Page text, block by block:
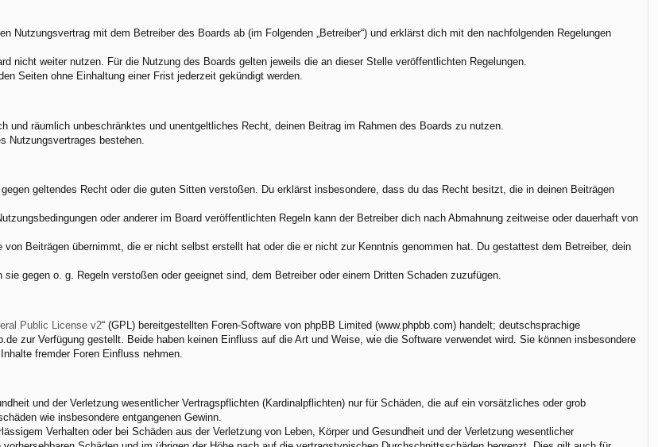
Nutzungsvertrag mit dem Betreiber des Boards ab (im Folgenden „Betreiber“) und erklärst dich mit den nachfolgenden Regelungen
nicht weiter nutzen. Für die Nutzung des Boards gelten jeweils die an dieser Stelle veröffentlichten Regelungen.
Seiten ohne Einhaltung einer Frist jederzeit gekündigt werden.
räumlich unbeschränktes und unentgeltliches Recht, deinen Beitrag im Rahmen des Boards zu nutzen.
Nutzungsvertrages bestehen.
geltendes Recht oder die guten Sitten verstoßen. Du erklärst insbesondere, dass du das Recht besitzt, die in deinen Beiträgen
oder anderer im Board veröffentlichten Regeln kann der Betreiber dich nach Abmahnung zeitweise oder dauerhaft von
Beiträgen übernimmt, die er nicht selbst erstellt hat oder die er nicht zur Kenntnis genommen hat. Du gestattest dem Betreiber, dein
gegen o. g. Regeln verstoßen oder geeignet sind, dem Betreiber oder einem Dritten Schaden zuzufügen.
Public License v2“ (GPL) bereitgestellten Foren-Software von phpBB Limited (www.phpbb.com) handelt; deutschsprachige
zur Verfügung gestellt. Beide haben keinen Einfluss auf die Art und Weise, wie die Software verwendet wird. Sie können insbesondere
fremder Foren Einfluss nehmen.
und der Verletzung wesentlicher Vertragspflichten (Kardinalpflichten) nur für Schäden, die auf ein vorsätzliches oder grob
wie insbesondere entgangenen Gewinn.
Verhalten oder bei Schäden aus der Verletzung von Leben, Körper und Gesundheit und der Verletzung wesentlicher